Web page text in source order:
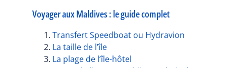
Voyager aux Maldives : le guide complet
Transfert Speedboat ou Hydravion
La taille de l’île
La plage de l’île-hôtel